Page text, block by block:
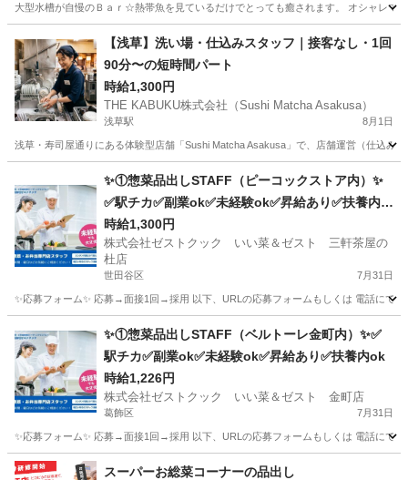
大型水槽が自慢のＢａｒ☆熱帯魚を見ているだけでとっても癒されます。 オシャレで
蒲田駅 その他 大人
【浅草】洗い場・仕込みスタッフ｜接客なし・1回
90分〜の短時間パート
時給1,300円
THE KABUKU株式会社（Sushi Matcha Asakusa）
浅草駅 8月1日
浅草・寿司屋通りにある体験型店舗「Sushi Matcha Asakusa」で、店舗運営（仕込み
浅草駅 キッチン
✨①惣菜品出しSTAFF（ピーコックストア内）✨
✅駅チカ✅副業ok✅未経験ok✅昇給あり✅扶養内o
k
時給1,300円
株式会社ゼストクック いい菜＆ゼスト 三軒茶屋の
杜店
世田谷区 7月31日
✨応募フォーム✨ 応募→面接1回→採用 以下、URLの応募フォームもしくは 電話にて
キッチン
✨①惣菜品出しSTAFF（ベルトーレ金町内）✨✅
駅チカ✅副業ok✅未経験ok✅昇給あり✅扶養内ok
時給1,226円
株式会社ゼストクック いい菜＆ゼスト 金町店
葛飾区 7月31日
✨応募フォーム✨ 応募→面接1回→採用 以下、URLの応募フォームもしくは 電話にて
東京 葛飾区 キッチン スタッフ
スーパーお総菜コーナーの品出し